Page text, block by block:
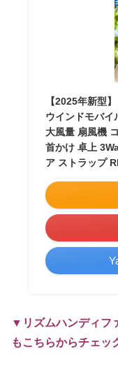
【2025年新型
ウインドモバ
大風量 扇風機
首かけ 卓上
ア ストラップ
▼リズムハンディフ
もこちらからチェッ